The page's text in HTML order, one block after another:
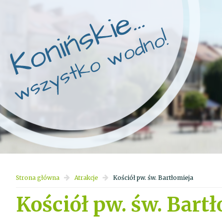
Strona główna Atrakcje Kościół pw. św. Bartłomieja
Kościół pw. św.